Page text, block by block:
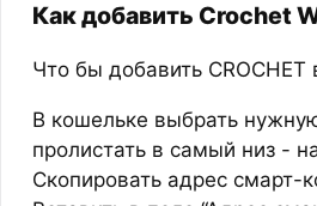
Как добавить Crochet
Что бы добавить
В кошельке выбрать
пролистать в самый низ -
Скопировать адрес смарт-